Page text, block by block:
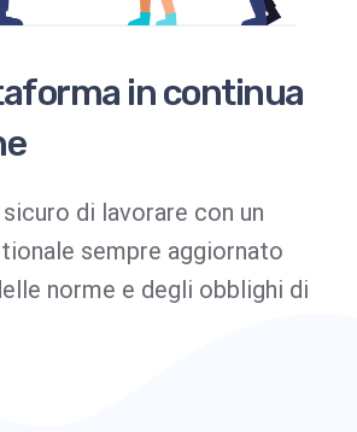
in continua
di lavorare con un
sempre aggiornato
norme e degli obblighi di